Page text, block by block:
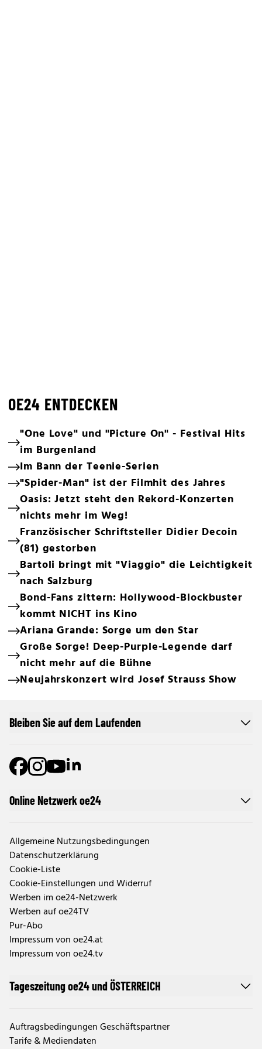
OE24 ENTDECKEN
"One Love" und "Picture On" - Festival Hits
im Burgenland
Im Bann der Teenie-Serien
"Spider-Man" ist der Filmhit des Jahres
Oasis: Jetzt steht den Rekord-Konzerten
nichts mehr im Weg!
Französischer Schriftsteller Didier Decoin
(81) gestorben
Bartoli bringt mit "Viaggio" die Leichtigkeit
nach Salzburg
Bond-Fans zittern: Hollywood-Blockbuster
kommt NICHT ins Kino
Ariana Grande: Sorge um den Star
Große Sorge! Deep-Purple-Legende darf
nicht mehr auf die Bühne
Neujahrskonzert wird Josef Strauss Show
Online Netzwerk oe24
Allgemeine Nutzungsbedingungen
Datenschutzerklärung
Cookie-Liste
Cookie-Einstellungen und Widerruf
Werben im oe24-Netzwerk
Werben auf oe24TV
Pur-Abo
Impressum von oe24.at
Impressum von oe24.tv
Tageszeitung oe24 und ÖSTERREICH
Auftragsbedingungen Geschäftspartner
Tarife & Mediendaten
Bleiben Sie auf dem Laufenden